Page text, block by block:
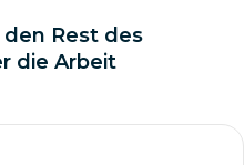
den Rest des
die Arbeit